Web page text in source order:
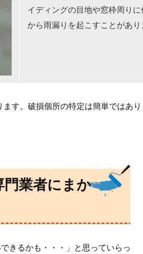
イディングの目地や窓枠周り
から雨漏りを起こすことがあり
す。破損個所の特定は簡単ではあ
きるかも・・・」と思っていらっ